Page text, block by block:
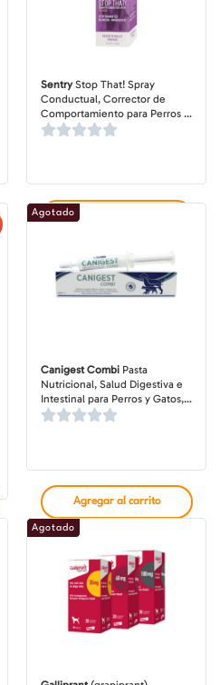
SentryStop That! Spray
Conductual, Corrector de
Comportamiento para Perros y
Gatos, botella de 29 gr
Agregar al carrito
Canigest Combi Pasta
Nutricional, Salud Digestiva e
Intestinal para Perros y Gatos,
jeringa de 16-32 ml
Agotado
Agregar al carrito
Agotado